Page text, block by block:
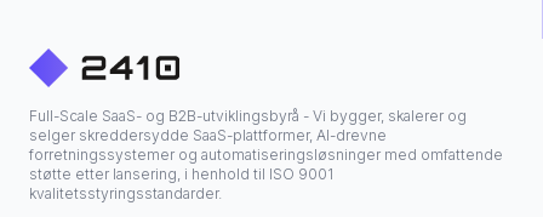
Full-Scale SaaS- og B2B-utviklingsbyrå - Vi bygger, skalerer og
selger skreddersydde SaaS-plattformer, AI-drevne
forretningssystemer og automatiseringsløsninger med omfattende
støtte etter lansering, i henhold til ISO 9001
kvalitetsstyringsstandarder.